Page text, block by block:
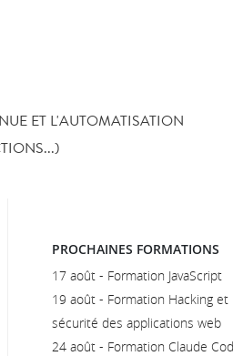
ET L'AUTOMATISATION
PROCHAINES FORMATIONS
17 août - Formation JavaScript
19 août - Formation Hacking et
sécurité des applications web
24 août - Formation Claude